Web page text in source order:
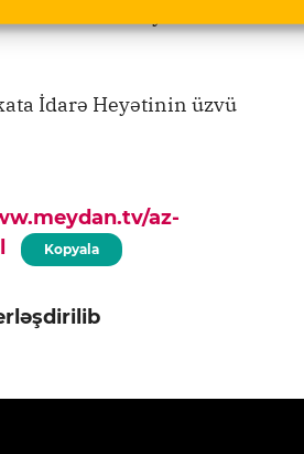
ci ilin mayında onu
İdarə Heyətinin üzvü
az-
Kopyala